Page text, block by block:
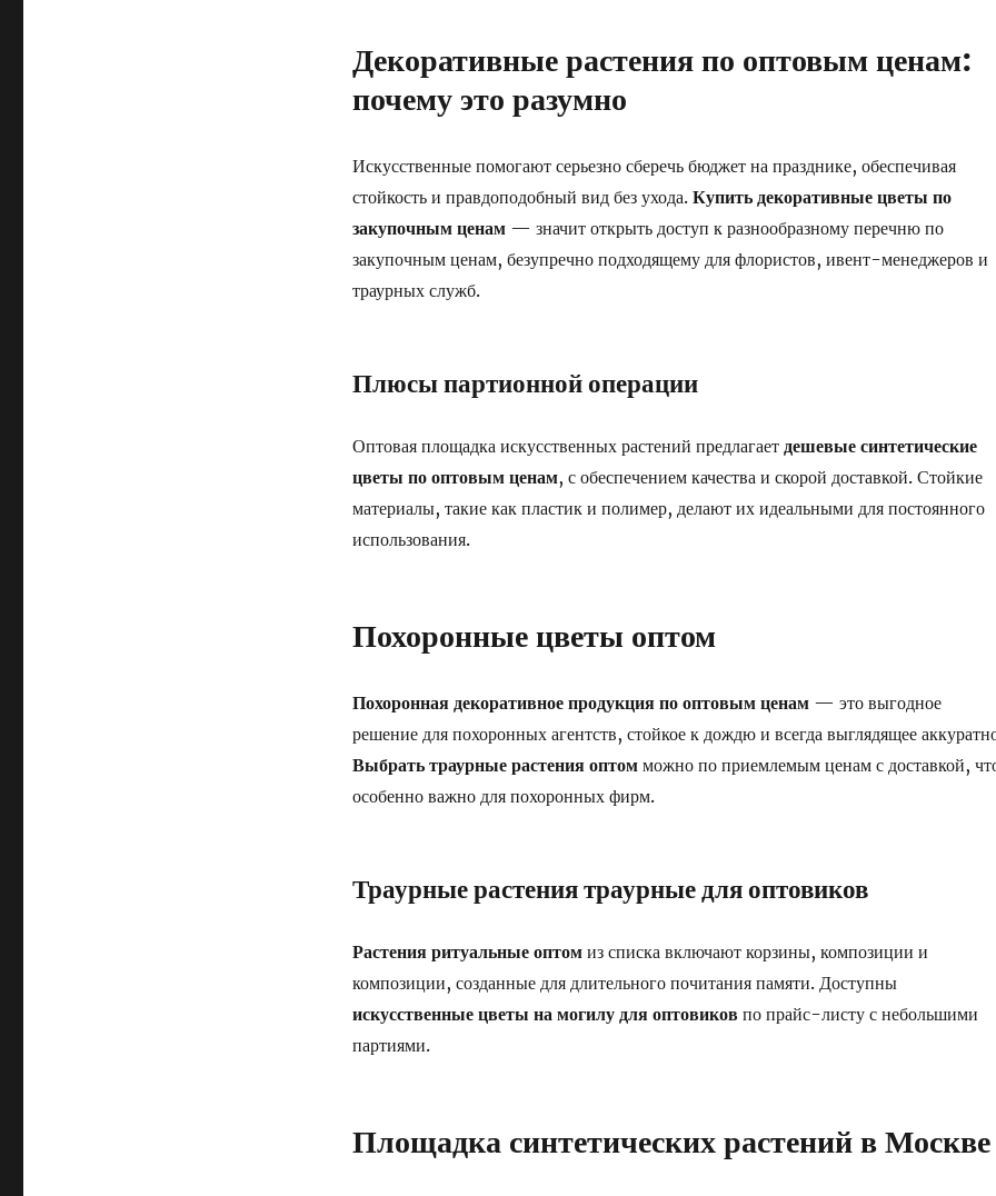
Декоративные растения по оптовым ценам:
почему это разумно
Искусственные помогают серьезно сберечь бюджет на празднике, обеспечивая
стойкость и правдоподобный вид без ухода. Купить декоративные цветы по
закупочным ценам— значит открыть доступ к разнообразному перечню по
закупочным ценам, безупречно подходящему для флористов, ивент-менеджеров и
траурных служб.
Плюсы партионной операции
Оптовая площадка искусственных растений предлагает дешевые синтетические
цветы по оптовым ценам, с обеспечением качества и скорой доставкой. Стойкие
материалы, такие как пластик и полимер, делают их идеальными для постоянного
использования.
Похоронные цветы оптом
Похоронная декоративное продукция по оптовым ценам— это выгодное
решение для похоронных агентств, стойкое к дождю и всегда выглядящее
Выбрать траурные растения оптомможно по приемлемым ценам с доставкой,
особенно важно для похоронных фирм.
Траурные растения траурные для оптовиков
Растения ритуальные оптомиз списка включают корзины, композиции и
композиции, созданные для длительного почитания памяти. Доступны
искусственные цветы на могилу для оптовиков по прайс-листу с небольшими
партиями.
Площадка синтетических растений в Москве